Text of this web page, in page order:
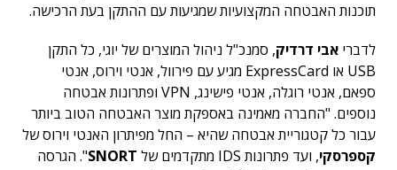
תוכנות האבטחה המקצועיות שמגיעות עם ההתקן בעת הרכישה.
לדברי אבי דרדיק, סמנכ"ל ניהול המוצרים של יוגי, כל התקן
USB או ExpressCard מגיע עם פירוול, אנטי וירוס, אנטי
ספאם, אנטי רוגלה, אנטי פישינג, VPN ופתרונות אבטחה
נוספים. "החברה מאמינה באספקת מוצר האבטחה הטוב ביותר
עבור כל קטגוריית אבטחה שהיא – החל מפיתרון האנטי וירוס של
קספרסקי, ועד פתרונות IDS מתקדמים של SNORT". הגרסה